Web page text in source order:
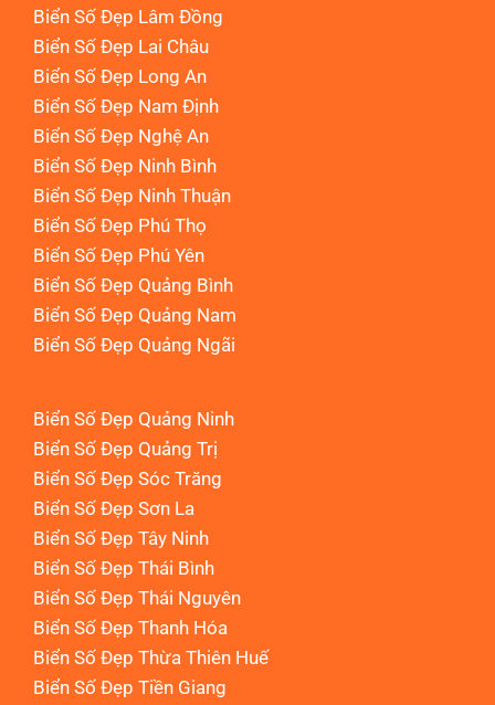
Biển Số Đẹp Lâm Đồng
Biển Số Đẹp Lai Châu
Biển Số Đẹp Long An
Biển Số Đẹp Nam Định
Biển Số Đẹp Nghệ An
Biển Số Đẹp Ninh Bình
Biển Số Đẹp Ninh Thuận
Biển Số Đẹp Phú Thọ
Biển Số Đẹp Phú Yên
Biển Số Đẹp Quảng Bình
Biển Số Đẹp Quảng Nam
Biển Số Đẹp Quảng Ngãi
Biển Số Đẹp Quảng Ninh
Biển Số Đẹp Quảng Trị
Biển Số Đẹp Sóc Trăng
Biển Số Đẹp Sơn La
Biển Số Đẹp Tây Ninh
Biển Số Đẹp Thái Bình
Biển Số Đẹp Thái Nguyên
Biển Số Đẹp Thanh Hóa
Biển Số Đẹp Thừa Thiên Huế
Biển Số Đẹp Tiền Giang